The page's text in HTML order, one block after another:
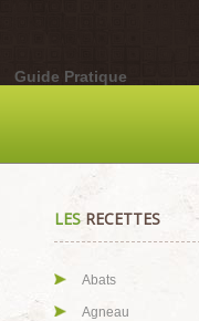
Guide Pratique
LESRECETTES
Abats
Agneau